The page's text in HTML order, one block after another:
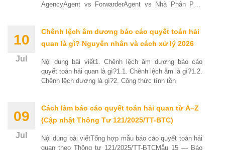
AgencyAgent vs ForwarderAgent vs Nhà Phân Phối
10
Jul
Chênh lệch âm dương báo cáo quyết toán hải
quan là gì? Nguyên nhân và cách xử lý 2026
Nội dung bài viết1. Chênh lệch âm dương báo cáo
quyết toán hải quan là gì?1.1. Chênh lệch âm là gì?1.2.
Chênh lệch dương là gì?2. Công thức tính tồn
09
Jul
Cách làm báo cáo quyết toán hải quan từ A–Z
(Cập nhật Thông Tư 121/2025/TT-BTC)
Nội dung bài viếtTổng hợp mẫu báo cáo quyết toán hải
quan theo Thông tư 121/2025/TT-BTCMẫu 15 — Báo